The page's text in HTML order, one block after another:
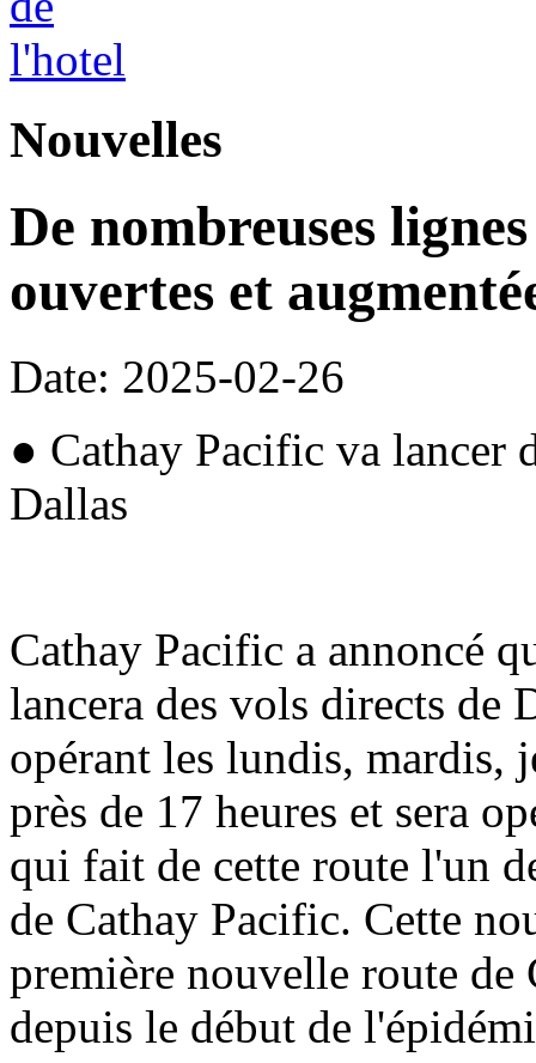
Nouvelles
De nombreuses
ouvertes et
Date: 2025-02-26
● Cathay Pacific va lancer
Dallas
Cathay Pacific a annoncé
lancera des vols directs
opérant les lundis, mardis,
près de 17 heures et sera
qui fait de cette route l'un
de Cathay Pacific. Cette
première nouvelle route
depuis le début de